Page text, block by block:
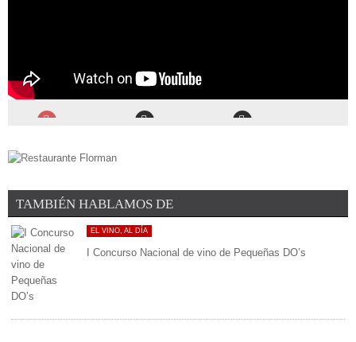
TAMBIÉN HABLAMOS DE
EL VINO, AL DÍA
I Concurso Nacional de vino de Pequeñas DO’s